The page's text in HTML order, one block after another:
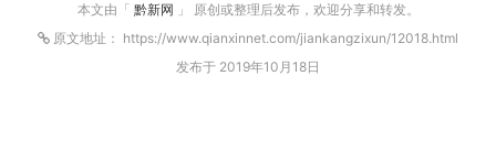
本文由「 黔新网 」 原创或整理后发布，欢迎分享和转发。
原文地址： https://www.qianxinnet.com/jiankangzixun/12018.html
发布于 2019年10月18日